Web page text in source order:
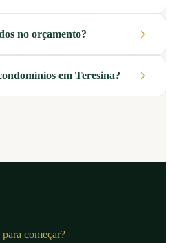
no orçamento?
em Teresina?
começar?